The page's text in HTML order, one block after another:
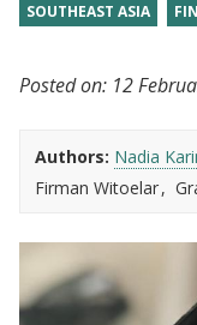
SOUTHEAST ASIA
Posted on: 12
Authors: Nadia
Firman Witoelar